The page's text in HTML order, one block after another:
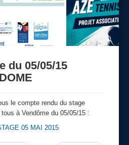
du 05/05/15
le compte rendu du stage
à Vendôme du 05/05/15 :
05 MAI 2015